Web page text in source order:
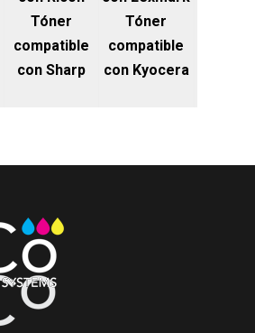
Tóner
compatible
con Sharp
Tóner
compatible
con Kyocera